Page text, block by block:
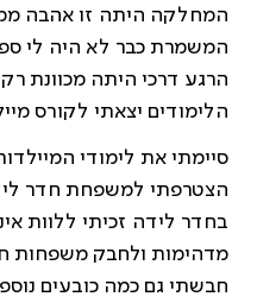
המחלקה היתה זו אהבה
המשמרת כבר לא היה לי
הרגע דרכי היתה מכוונת
הלימודים יצאתי לקורס
הצטרפתי למשפחת חדר
בחדר לידה זכיתי ללוות
מדהימות ולחבק משפחות
חבשתי גם כמה כובעים